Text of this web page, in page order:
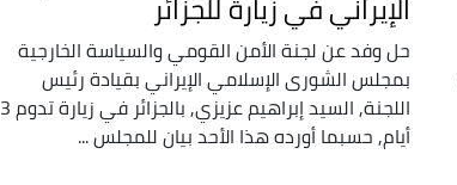
حل وفد عن لجنة الأمن القومي والسياسة الخارجية
بمجلس الشورى الإسلامي الإيراني بقيادة رئيس
اللجنة, السيد إبراهيم عزيزي, بالجزائر في زيارة تدوم 3
أيام, حسبما أورده هذا الأحد بيان للمجلس ...